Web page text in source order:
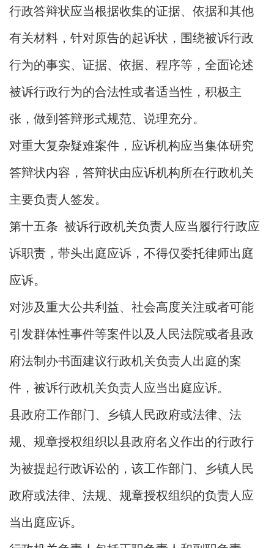
行政答辩状应当根据收集的证据、依据和其他
有关材料，针对原告的起诉状，围绕被诉行政
行为的事实、证据、依据、程序等，全面论述
被诉行政行为的合法性或者适当性，积极主
张，做到答辩形式规范、说理充分。
对重大复杂疑难案件，应诉机构应当集体研究
答辩状内容，答辩状由应诉机构所在行政机关
主要负责人签发。
第十五条 被诉行政机关负责人应当履行行政应
诉职责，带头出庭应诉，不得仅委托律师出庭
应诉。
对涉及重大公共利益、社会高度关注或者可能
引发群体性事件等案件以及人民法院或者县政
府法制办书面建议行政机关负责人出庭的案
件，被诉行政机关负责人应当出庭应诉。
县政府工作部门、乡镇人民政府或法律、法
规、规章授权组织以县政府名义作出的行政行
为被提起行政诉讼的，该工作部门、乡镇人民
政府或法律、法规、规章授权组织的负责人应
当出庭应诉。